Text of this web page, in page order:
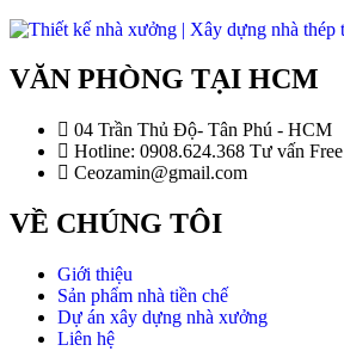
VĂN PHÒNG TẠI HCM
04 Trần Thủ Độ- Tân Phú - HCM
Hotline: 0908.624.368 Tư vấn Free
Ceozamin@gmail.com
VỀ CHÚNG TÔI
Giới thiệu
Sản phẩm nhà tiền chế
Dự án xây dựng nhà xưởng
Liên hệ